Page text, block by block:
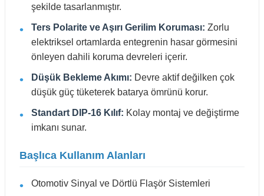
şekilde tasarlanmıştır.
Ters Polarite ve Aşırı Gerilim Koruması: Zorlu
elektriksel ortamlarda entegrenin hasar görmesini
önleyen dahili koruma devreleri içerir.
Düşük Bekleme Akımı: Devre aktif değilken çok
düşük güç tüketerek batarya ömrünü korur.
Standart DIP-16 Kılıf: Kolay montaj ve değiştirme
imkanı sunar.
Başlıca Kullanım Alanları
Otomotiv Sinyal ve Dörtlü Flaşör Sistemleri